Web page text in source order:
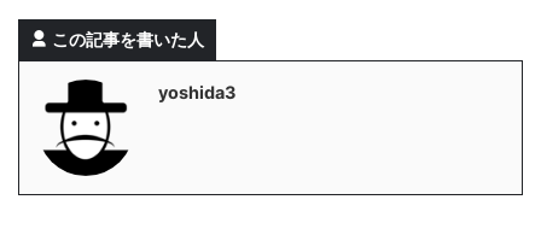
この記事を書いた人
yoshida3